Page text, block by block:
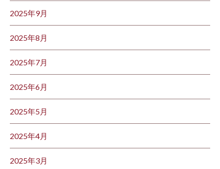
2025年9月
2025年8月
2025年7月
2025年6月
2025年5月
2025年4月
2025年3月